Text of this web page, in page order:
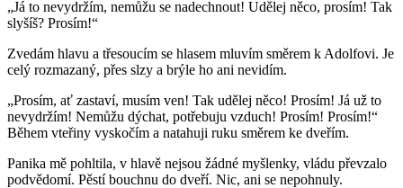
„Já to nevydržím, nemůžu se nadechnout! Udělej něco, prosím! Tak
slyšíš? Prosím!“
Zvedám hlavu a třesoucím se hlasem mluvím směrem k Adolfovi. Je
celý rozmazaný, přes slzy a brýle ho ani nevidím.
„Prosím, ať zastaví, musím ven! Tak udělej něco! Prosím! Já už to
nevydržím! Nemůžu dýchat, potřebuju vzduch! Prosím! Prosím!“
Během vteřiny vyskočím a natahuji ruku směrem ke dveřím.
Panika mě pohltila, v hlavě nejsou žádné myšlenky, vládu převzalo
podvědomí. Pěstí bouchnu do dveří. Nic, ani se nepohnuly.